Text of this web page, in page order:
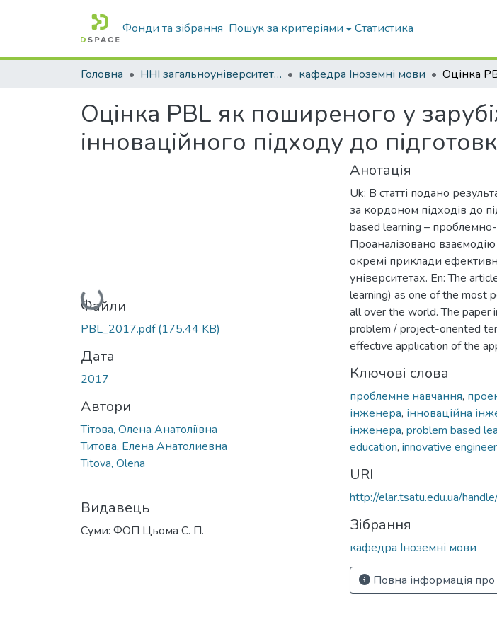
Фонди та зібрання Пошук за критеріями Статистика
Головна ННІ загальноуніверситетської підготовки кафедра Іноземні мови
Оцінка PBL як поширеного у
інноваційного підходу до
Вантажиться...
Файли
PBL_2017.pdf(175.44 KB)
Дата
2017
Автори
Тітова, Олена Анатоліївна
Титова, Елена Анатолиевна
Titova, Olena
Видавець
Суми: ФОП Цьома С. П.
Анотація
Uk: В статті подано
за кордоном підходів до
based learning –
Проаналізовано
окремі приклади
університетах. En: The
learning) as one of the most
all over the world. The paper
problem / project-oriented
effective application of the
Ключові слова
проблемне навчання,
інженера, інноваційна
інженера, problem based
education, innovative
URI
http://elar.tsatu.edu.ua/
Зібрання
кафедра Іноземні мови
Повна інформація